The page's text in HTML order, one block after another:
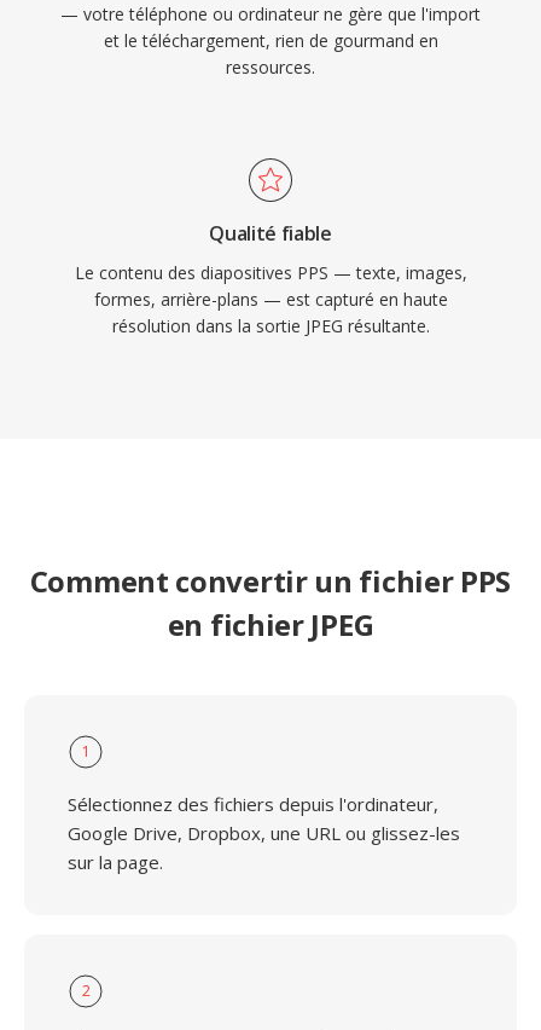
— votre téléphone ou ordinateur ne gère que l'import
et le téléchargement, rien de gourmand en
ressources.
Qualité fiable
Le contenu des diapositives PPS — texte, images,
formes, arrière-plans — est capturé en haute
résolution dans la sortie JPEG résultante.
Comment convertir un fichier PPS
en fichier JPEG
1
Sélectionnez des fichiers depuis l'ordinateur,
Google Drive, Dropbox, une URL ou glissez-les
sur la page.
2